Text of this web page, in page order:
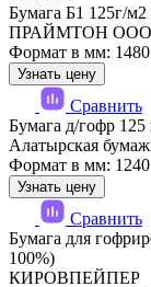
Бумага Б1 125г/
ПРАЙМТОН ООО
Формат в мм: 1480
Узнать цену
Сравнить
Бумага д/гофр
Алатырская
Формат в мм: 1240
Узнать цену
Сравнить
Бумага для
100%)
КИРОВПЕЙПЕР